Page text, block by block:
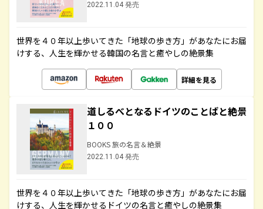
2022.11.04 発売
世界を４０年以上歩いてきた「地球の歩き方」があなたにお届
けする、人生を輝かせる韓国の名言と癒やしの絶景集
詳細を見る
道しるべとなるドイツのことばと絶景
１００
BOOKS 旅の名言＆絶景
2022.11.04 発売
世界を４０年以上歩いてきた「地球の歩き方」があなたにお届
けする、人生を輝かせるドイツの名言と癒やしの絶景集